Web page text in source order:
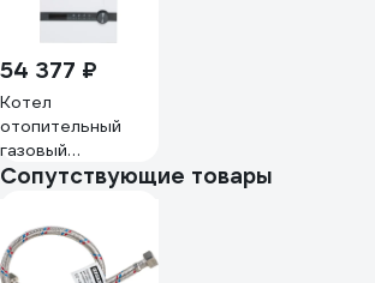
54 377 ₽
Котел
отопительный
газовый
Kotitonttu SUARI
00000324
Сопутствующие товары